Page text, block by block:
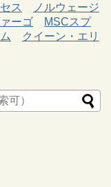
ス
ノルウェージ
ーゴ
MSCスプ
クイーン・エリ